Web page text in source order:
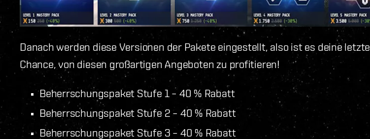
Danach werden diese Versionen der Pakete eingestellt, also ist es deine letzte
Chance, von diesen großartigen Angeboten zu profitieren!
Beherrschungspaket Stufe 1 – 40 % Rabatt
Beherrschungspaket Stufe 2 – 40 % Rabatt
Beherrschungspaket Stufe 3 – 40 % Rabatt